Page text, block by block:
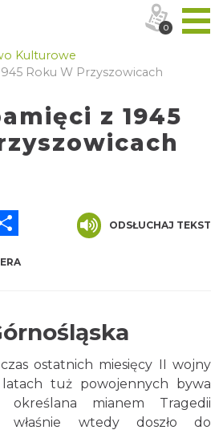
Kulturowe
Roku W Przyszowicach
z 1945
ODSŁUCHAJ TEKST
ostatnich miesięcy II wojny
tuż powojennych bywa
mianem Tragedii
właśnie wtedy doszło do
0